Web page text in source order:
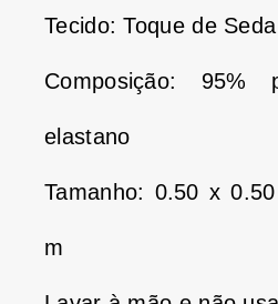
Tecido: Toque de Seda
Composição: 95%
elastano
Tamanho: 0.50 x
m